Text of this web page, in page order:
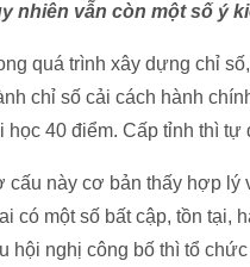
nhiên vẫn còn một số ý
quá trình xây dựng chỉ
chỉ số cải cách hành
học 40 điểm. Cấp tỉnh thì
cấu này cơ bản thấy hợp lý
có một số bất cập, tồn tại,
hội nghị công bố thì tổ